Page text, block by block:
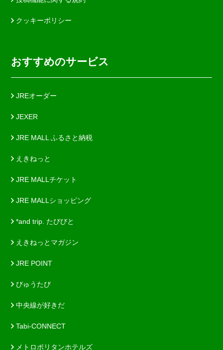
クッキーポリシー
おすすめのサービス
JREオーダー
JEXER
JRE MALL ふるさと納税
えきねっと
JRE MALLチケット
JRE MALLショッピング
*and trip. たびびと
えきねっとマガジン
JRE POINT
びゅうたび
中央線が好きだ
Tabi-CONNECT
メトロポリタンホテルズ